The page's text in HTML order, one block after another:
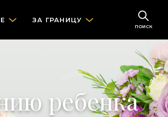
ЗА ГРАНИЦУ
ПОИСК
ребенка